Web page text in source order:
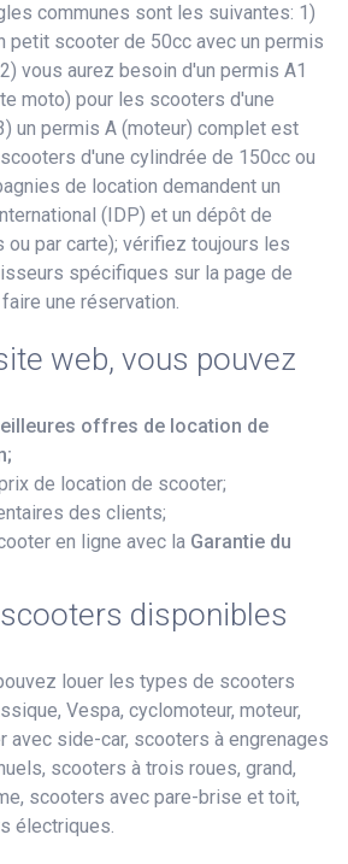
communes sont les suivantes: 1)
petit scooter de 50cc avec un permis
vous aurez besoin d'un permis A1
moto) pour les scooters d'une
un permis A (moteur) complet est
d'une cylindrée de 150cc ou
de location demandent un
(IDP) et un dépôt de
ou par carte); vérifiez toujours les
spécifiques sur la page de
une réservation.
web, vous pouvez
offres de location de
de location de scooter;
des clients;
en ligne avec la Garantie du
disponibles
louer les types de scooters
Vespa, cyclomoteur, moteur,
avec side-car, scooters à engrenages
scooters à trois roues, grand,
scooters avec pare-brise et toit,
électriques.